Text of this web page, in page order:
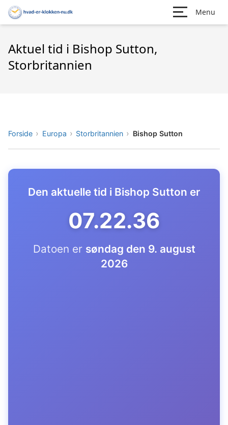
Menu
Aktuel tid i Bishop Sutton,
Storbritannien
Forside Europa Storbritannien Bishop Sutton
Den aktuelle tid i Bishop Sutton er
07.22.37
Datoen er søndag den 9. august
2026